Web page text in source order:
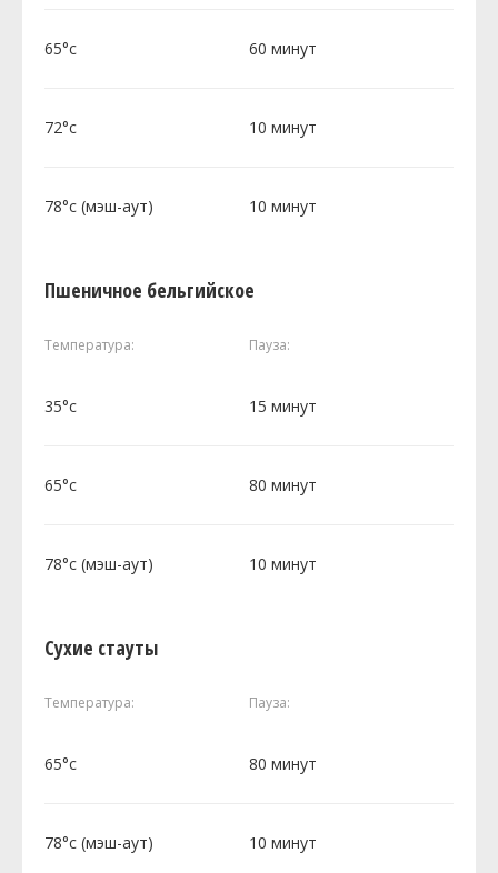
65°c 60 минут
72°c 10 минут
78°c (мэш-аут) 10 минут
Пшеничное бельгийское
Температура: Пауза:
35°c 15 минут
65°c 80 минут
78°c (мэш-аут) 10 минут
Сухие стауты
Температура: Пауза:
65°c 80 минут
78°c (мэш-аут) 10 минут